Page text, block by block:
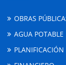
OBRAS
AGUA POTABLE
PLANIFICACIÓN